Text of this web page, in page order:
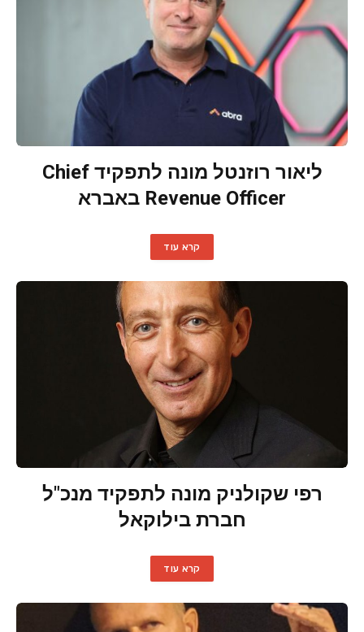
ליאור רוזנטל מונה לתפקיד Chief
Revenue Officer באברא
קרא עוד
רפי שקולניק מונה לתפקיד מנכ"ל
חברת בילוקאל
קרא עוד